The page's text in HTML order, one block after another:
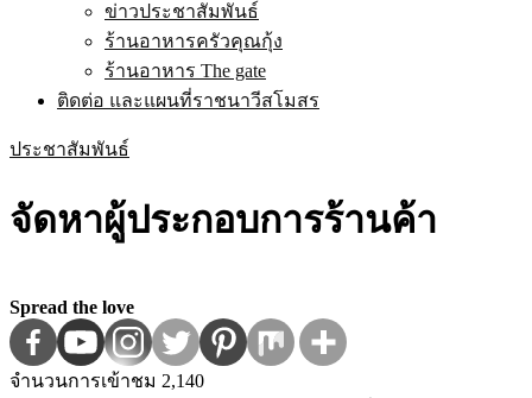
ข่าวประชาสัมพันธ์
ร้านอาหารครัวคุณกุ้ง
ร้านอาหาร The gate
ติดต่อ และแผนที่ราชนาวีสโมสร
ประชาสัมพันธ์
จัดหาผู้ประกอบการร้านค้า
Spread the love
จำนวนการเข้าชม 2,140